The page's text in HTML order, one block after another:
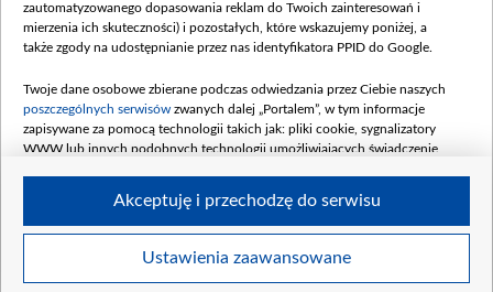
Dofinansowanie 900 000 000,00 PLN
Data podpisania umowy: LUTY 2026 (wpłata
kwiecień 180 mln, 7 maja 180 mln, 8
czerwca 90 mln)
Dofinansowanie 250 000 000,00 PLN
4 sierpnia 250 mln
zautomatyzowanego dopasowania reklam do Twoich zainteresowań i
mierzenia ich skuteczności) i pozostałych, które wskazujemy poniżej, a
także zgody na udostępnianie przez nas identyfikatora PPID do Google.
Twoje dane osobowe zbierane podczas odwiedzania przez Ciebie naszych
poszczególnych serwisów zwanych dalej „Portalem”, w tym informacje
zapisywane za pomocą technologii takich jak: pliki cookie, sygnalizatory
WWW lub innych podobnych technologii umożliwiających świadczenie
Twoje dane osobowe zbierane podczas odwiedzania przez Ciebie
Ustawienia zaawansowane
Akceptuję i przechodzę do serwisu